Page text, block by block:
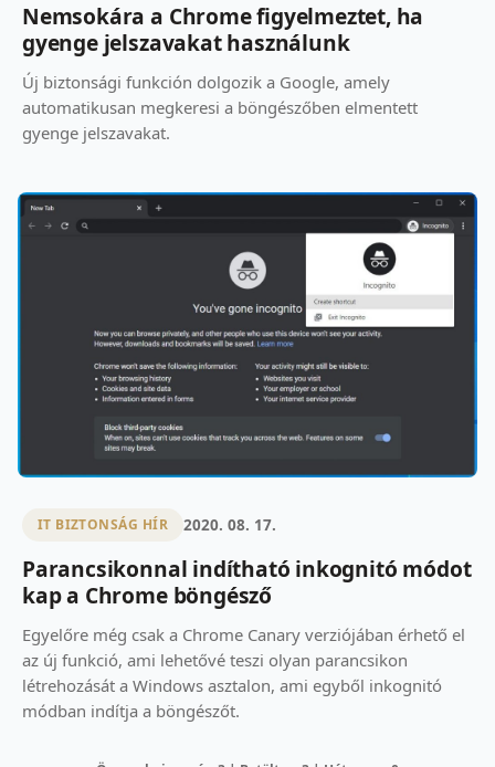
Nemsokára a Chrome figyelmeztet, ha
gyenge jelszavakat használunk
Új biztonsági funkción dolgozik a Google, amely
automatikusan megkeresi a böngészőben elmentett
gyenge jelszavakat.
IT BIZTONSÁG HÍR 2020. 08. 17.
Parancsikonnal indítható inkognitó módot
kap a Chrome böngésző
Egyelőre még csak a Chrome Canary verziójában érhető el
az új funkció, ami lehetővé teszi olyan parancsikon
létrehozását a Windows asztalon, ami egyből inkognitó
módban indítja a böngészőt.